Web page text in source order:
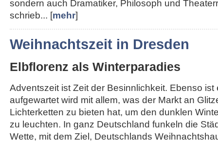
sondern auch Dramatiker, Philosoph und
schrieb... [mehr]
Weihnachtszeit in Dresden
Elbflorenz als Winterparadies
Adventszeit ist Zeit der Besinnlichkeit. Ebenso ist
aufgewartet wird mit allem, was der Markt an
Lichterketten zu bieten hat, um den dunklen
zu leuchten. In ganz Deutschland funkeln die
Wette, mit dem Ziel, Deutschlands